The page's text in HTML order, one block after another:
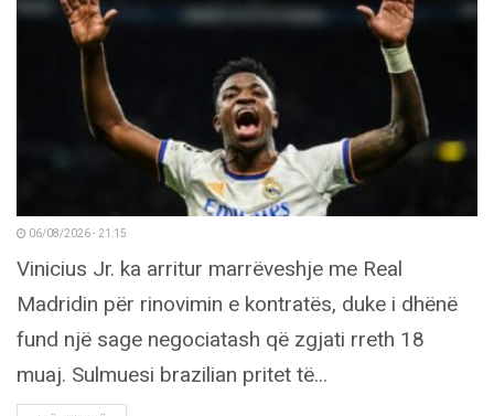
06/08/2026 - 21:15
Vinicius Jr. ka arritur marrëveshje me Real
Madridin për rinovimin e kontratës, duke i dhënë
fund një sage negociatash që zgjati rreth 18
muaj. Sulmuesi brazilian pritet të...